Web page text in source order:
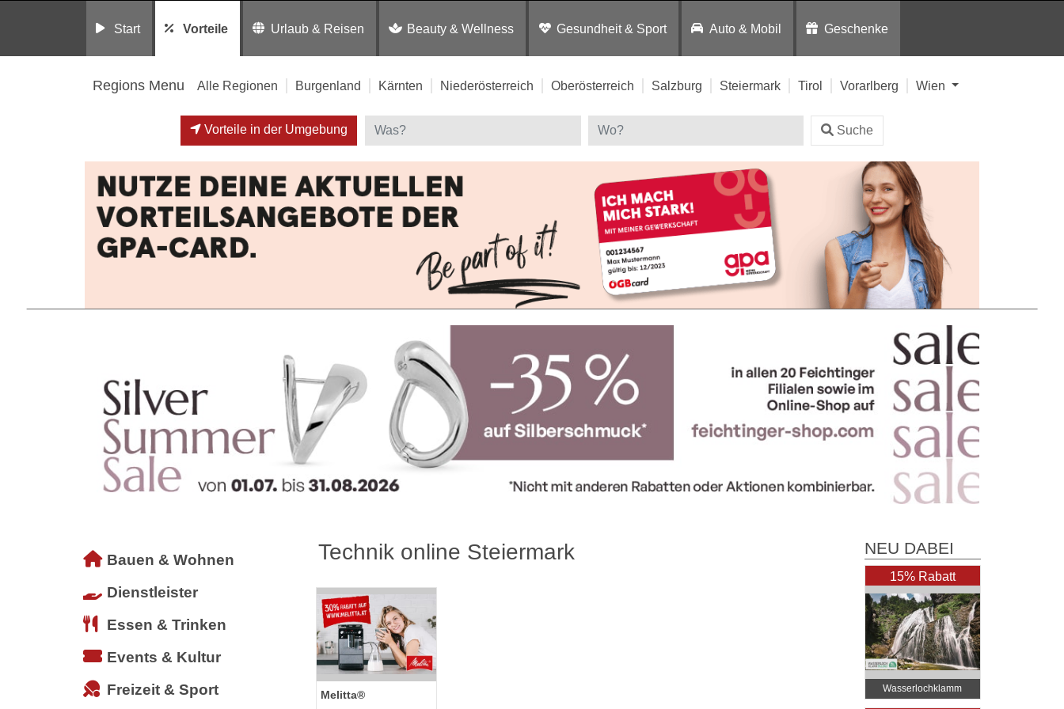
Start Vorteile Urlaub & Reisen Beauty & Wellness Gesundheit & Sport Auto & Mobil Geschenke
Regions Menu Alle Regionen Burgenland Kärnten Niederösterreich Oberösterreich Salzburg Steiermark Tirol Vorarlberg Wien
Vorteile in der Umgebung Suche
Bauen & Wohnen
Dienstleister
Essen & Trinken
Events & Kultur
Freizeit & Sport
Technik online Steiermark
Melitta®
NEU DABEI
15% Rabatt
Wasserlochklamm
Palfau